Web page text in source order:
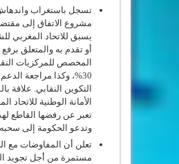
تسجل باستغراب
مشروع الاتفاق إلى
يسبق للاتحاد المغربي
أو تقدم به والمتعلق
المخصص للمركزيات
30%، وكذا مراجعة
التكوين النقابي. علاقة
الأمانة الوطنية للاتحاد
تعبر عن رفضها القاطع
وتدعو الحكومة إلى
تعلن أن المفاوضات مع
مستمرة من أجل تجويد